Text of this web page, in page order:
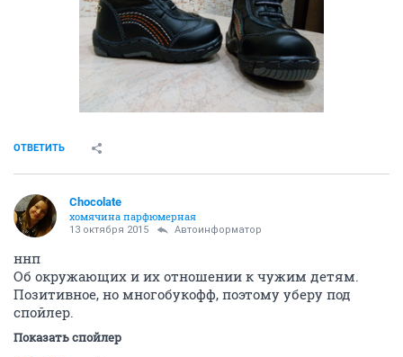
ОТВЕТИТЬ
Chocolate
хомячина парфюмерная
13 октября 2015 Автоинформатор
ннп
Об окружающих и их отношении к чужим детям.
Позитивное, но многобукофф, поэтому уберу под
спойлер.
Показать спойлер